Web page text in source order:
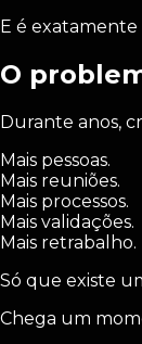
E é
O
Durante anos,
Mais pessoas.
Mais reuniões.
Mais processos.
Mais validações.
Mais retrabalho.
Só que existe
Chega um